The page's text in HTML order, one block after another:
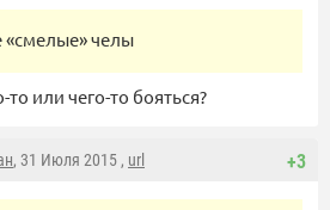
«смелые» челы
то или чего-то бояться?
+3
, 31 Июля 2015 , url